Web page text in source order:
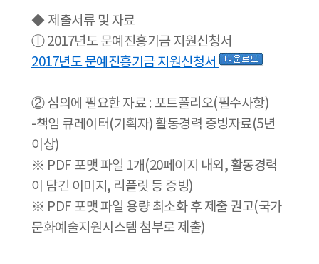
◆ 제출서류 및 자료
ⓛ 2017년도 문예진흥기금 지원신청서
2017년도 문예진흥기금 지원신청서
② 심의에 필요한 자료 : 포트폴리오(필수사항)
-책임 큐레이터(기획자) 활동경력 증빙자료(5년
이상)
※ PDF 포맷 파일 1개(20페이지 내외, 활동경력
이 담긴 이미지, 리플릿 등 증빙)
※ PDF 포맷 파일 용량 최소화 후 제출 권고(국가
문화예술지원시스템 첨부로 제출)